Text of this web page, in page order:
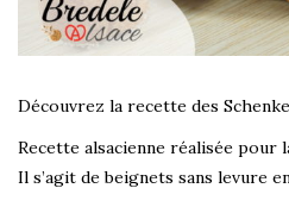
Découvrez la recette des
Recette alsacienne réalisée pour
Il s’agit de beignets sans levure